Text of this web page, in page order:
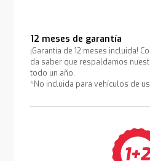
12 meses de garantía
¡Garantía de 12 meses incluida!
da saber que respaldamos
todo un año.
*No incluida para vehículos de